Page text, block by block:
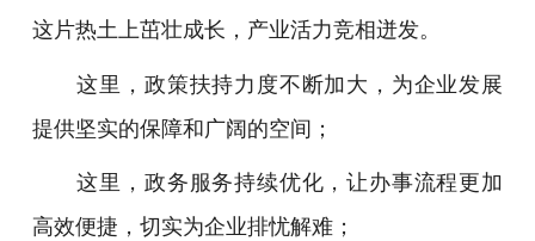
这片热土上茁壮成长，产业活力竞相迸发。
这里，政策扶持力度不断加大，为企业发展
提供坚实的保障和广阔的空间；
这里，政务服务持续优化，让办事流程更加
高效便捷，切实为企业排忧解难；